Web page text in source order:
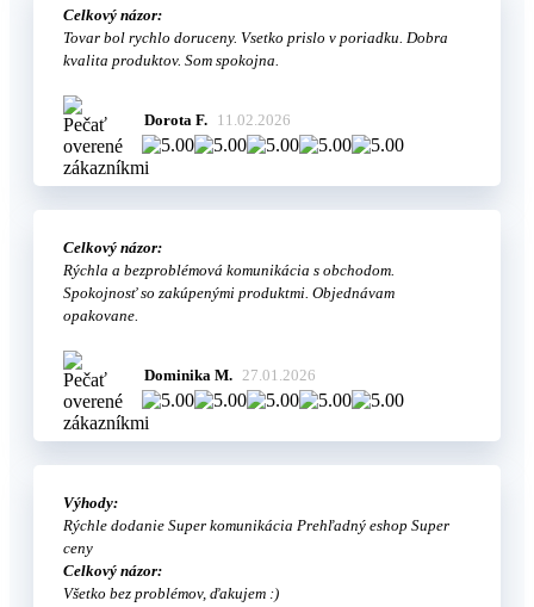
Celkový názor:
Tovar bol rychlo doruceny. Vsetko prislo v poriadku. Dobra
kvalita produktov. Som spokojna.
Dorota F. 11.02.2026
Celkový názor:
Rýchla a bezproblémová komunikácia s obchodom.
Spokojnosť so zakúpenými produktmi. Objednávam
opakovane.
Dominika M. 27.01.2026
Výhody:
Rýchle dodanie Super komunikácia Prehľadný eshop Super
ceny
Celkový názor:
Všetko bez problémov, ďakujem :)